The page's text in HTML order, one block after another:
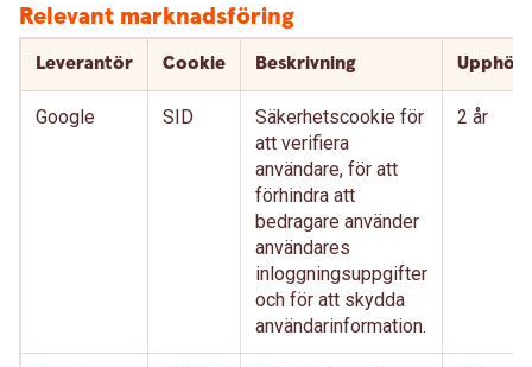
Relevant marknadsföring
Leverantör Cookie Beskrivning Upphör
Google SID
Säkerhetscookie för
att verifiera
användare, för att
förhindra att
bedragare använder
användares
inloggningsuppgifter
och för att skydda
användarinformation.
2 år